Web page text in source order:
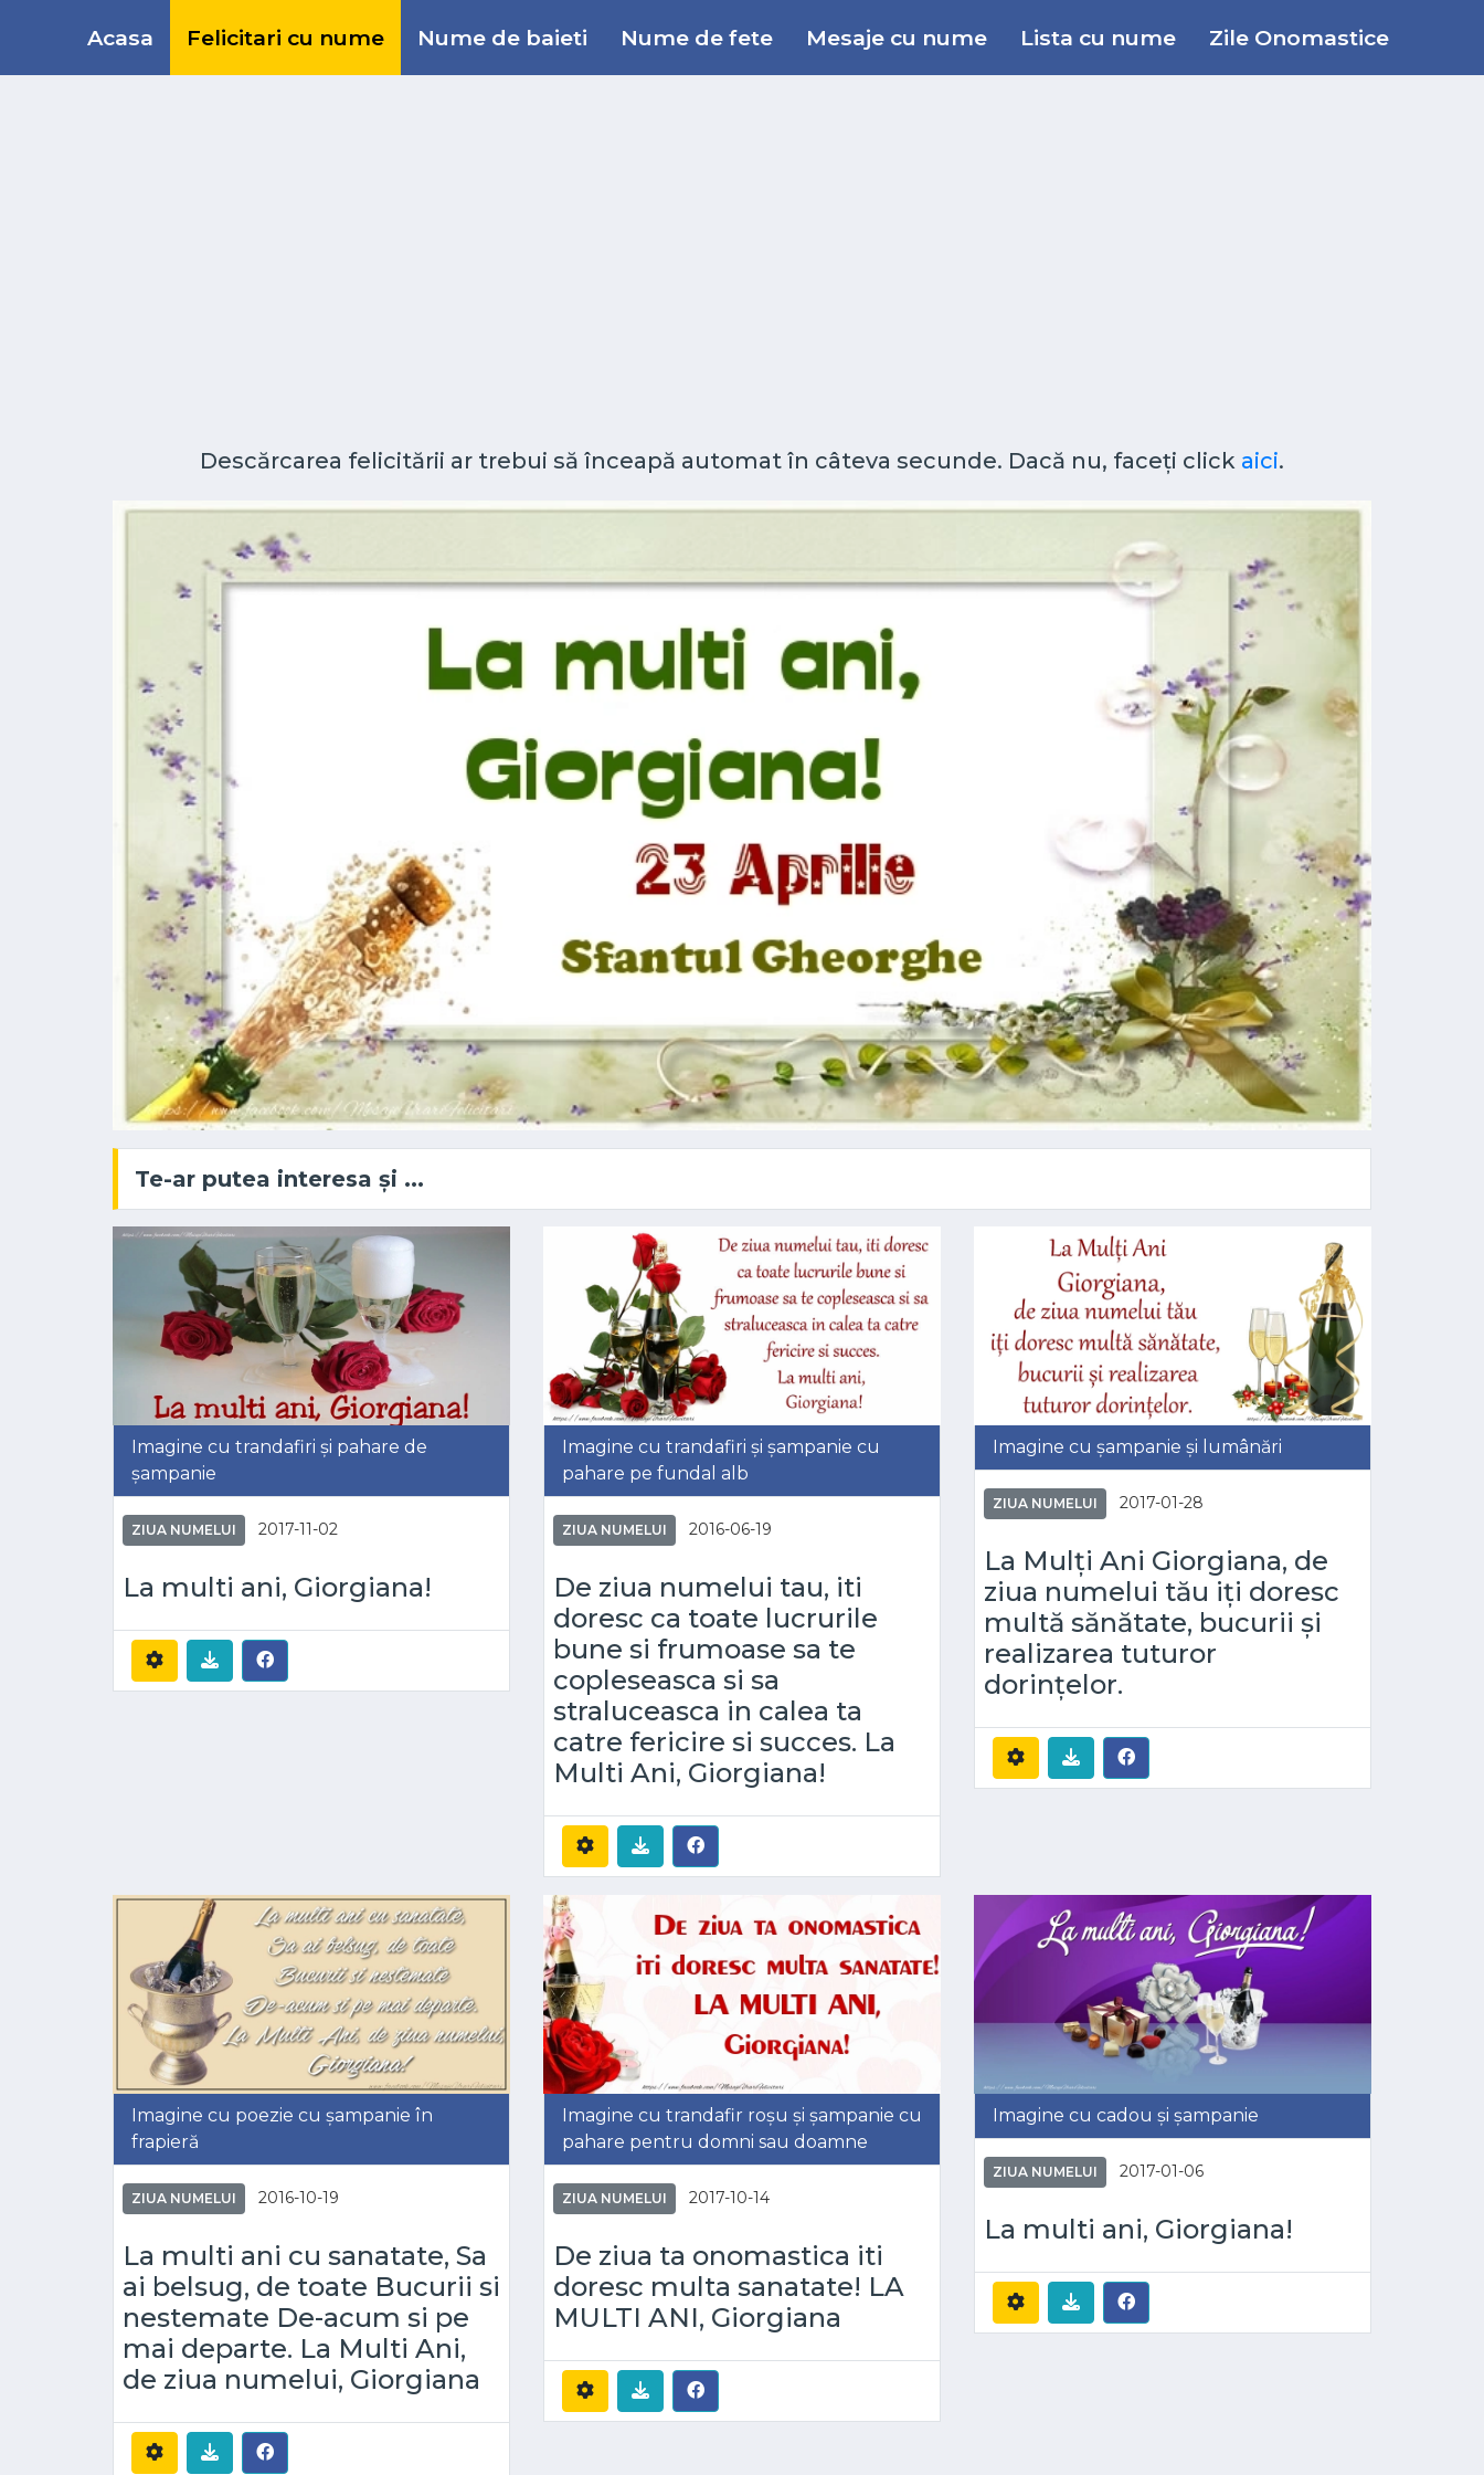
Acasa Felicitari cu nume Nume de baieti Nume de fete Mesaje cu nume Lista cu nume Zile Onomastice
Descărcarea felicitării ar trebui să înceapă automat în câteva secunde. Dacă nu, faceți click aici.
Te-ar putea interesa și ...
Imagine cu trandafiri și pahare de
șampanie
ZIUA NUMELUI 2017-11-02
La multi ani, Giorgiana!
Imagine cu trandafiri și șampanie cu
pahare pe fundal alb
ZIUA NUMELUI 2016-06-19
De ziua numelui tau, iti
doresc ca toate lucrurile
bune si frumoase sa te
copleseasca si sa
straluceasca in calea ta
catre fericire si succes. La
Multi Ani, Giorgiana!
Imagine cu șampanie și lumânări
ZIUA NUMELUI 2017-01-28
La Mulți Ani Giorgiana, de
ziua numelui tău iți doresc
multă sănătate, bucurii și
realizarea tuturor
dorințelor.
Imagine cu poezie cu șampanie în
frapieră
ZIUA NUMELUI 2016-10-19
La multi ani cu sanatate, Sa
ai belsug, de toate Bucurii si
nestemate De-acum si pe
mai departe. La Multi Ani,
de ziua numelui, Giorgiana
Imagine cu trandafir roșu și șampanie cu
pahare pentru domni sau doamne
ZIUA NUMELUI 2017-10-14
De ziua ta onomastica iti
doresc multa sanatate! LA
MULTI ANI, Giorgiana
Imagine cu cadou și șampanie
ZIUA NUMELUI 2017-01-06
La multi ani, Giorgiana!